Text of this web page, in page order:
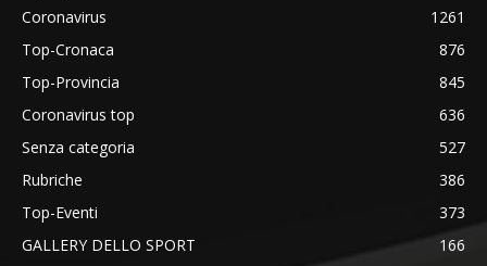
Coronavirus
1261
Top-Cronaca
876
Top-Provincia
845
Coronavirus top
636
Senza categoria
527
Rubriche
386
Top-Eventi
373
GALLERY DELLO SPORT
166